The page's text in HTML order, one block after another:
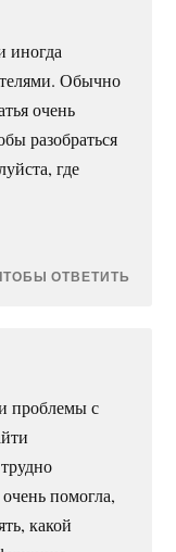
иногда
Обычно
очень
разобраться
где
ОТВЕТИТЬ
проблемы с
помогла,
какой